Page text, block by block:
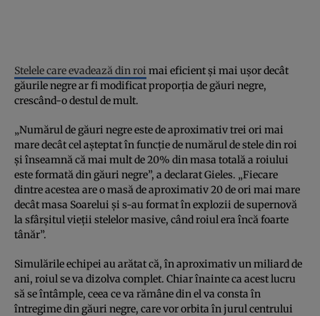
Stelele care evadează din roi mai eficient și mai ușor decât
găurile negre ar fi modificat proporția de găuri negre,
crescând-o destul de mult.
„Numărul de găuri negre este de aproximativ trei ori mai
mare decât cel așteptat în funcție de numărul de stele din roi
și înseamnă că mai mult de 20% din masa totală a roiului
este formată din găuri negre”, a declarat Gieles. „Fiecare
dintre acestea are o masă de aproximativ 20 de ori mai mare
decât masa Soarelui și s-au format în explozii de supernovă
la sfârșitul vieții stelelor masive, când roiul era încă foarte
tânăr”.
Simulările echipei au arătat că, în aproximativ un miliard de
ani, roiul se va dizolva complet. Chiar înainte ca acest lucru
să se întâmple, ceea ce va rămâne din el va consta în
întregime din găuri negre, care vor orbita în jurul centrului